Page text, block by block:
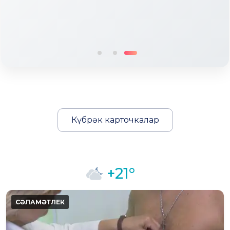
Күбрәк карточкалар
+21°